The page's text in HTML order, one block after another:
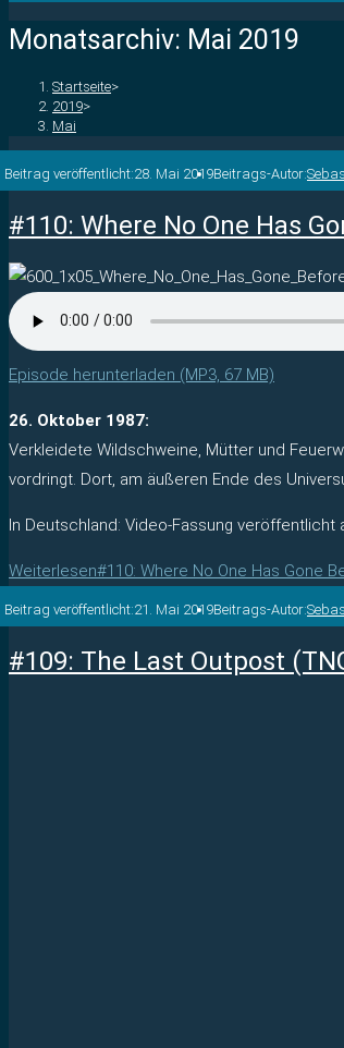
Monatsarchiv: Mai 2019
Startseite>
2019>
Mai
Beitrag veröffentlicht:28. Mai 2019Beitrags-Autor:
#110: Where No One Has
Episode herunterladen (MP3, 67 MB)
26. Oktober 1987:
Verkleidete Wildschweine, Mütter und
vordringt. Dort, am äußeren Ende des
In Deutschland: Video-Fassung veröffentlicht
Weiterlesen#110: Where No One Has Gone
Beitrag veröffentlicht:21. Mai 2019Beitrags-Autor:
#109: The Last Outpost